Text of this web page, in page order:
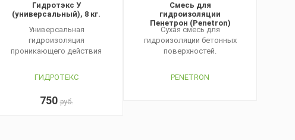
Гидротэкс У
(универсальный), 8 кг.
Универсальная
гидроизоляция
проникающего действия
ГИДРОТЕКС
750руб.
Смесь для
гидроизоляции
Пенетрон (Penetron)
Сухая смесь для
гидроизоляции бетонных
поверхностей.
PENETRON